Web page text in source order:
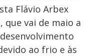
Flávio Arbex
que vai de maio a
ao frio e às